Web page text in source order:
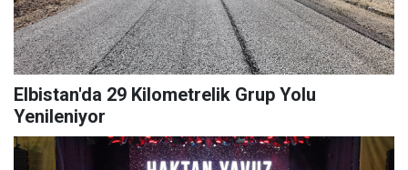
Elbistan'da 29 Kilometrelik Grup Yolu
Yenileniyor